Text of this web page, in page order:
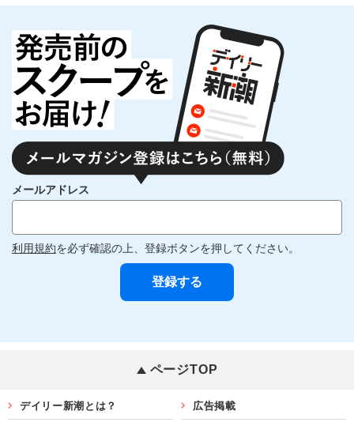
メールアドレス
利用規約を必ず確認の上、登録ボタンを押してください。
ページTOP
デイリー新潮とは？ 広告掲載